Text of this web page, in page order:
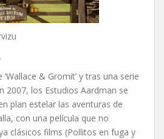
& Gromit’ y tras una serie
2007, los Estudios Aardman se
plan estelar las aventuras de
con una película que no
clásicos films (Pollitos en fuga y